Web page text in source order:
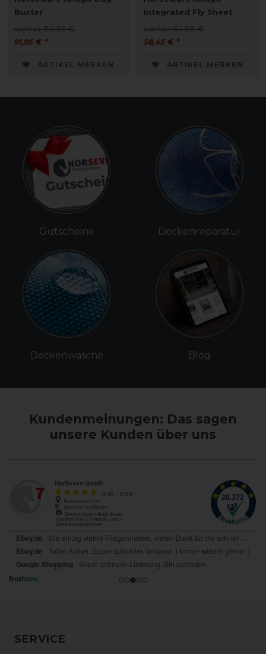
Buster
vorher 114,95 €
91,95 € *
ARTIKEL MERKEN
Integrated Fly Sheet
vorher 64,95 €
58,45 € *
ARTIKEL MERKEN
Gutscheine
Deckenwäsche
Deckenreparatur
Blog
Kundenmeinungen: Das sagen
unsere Kunden über uns
SERVICE